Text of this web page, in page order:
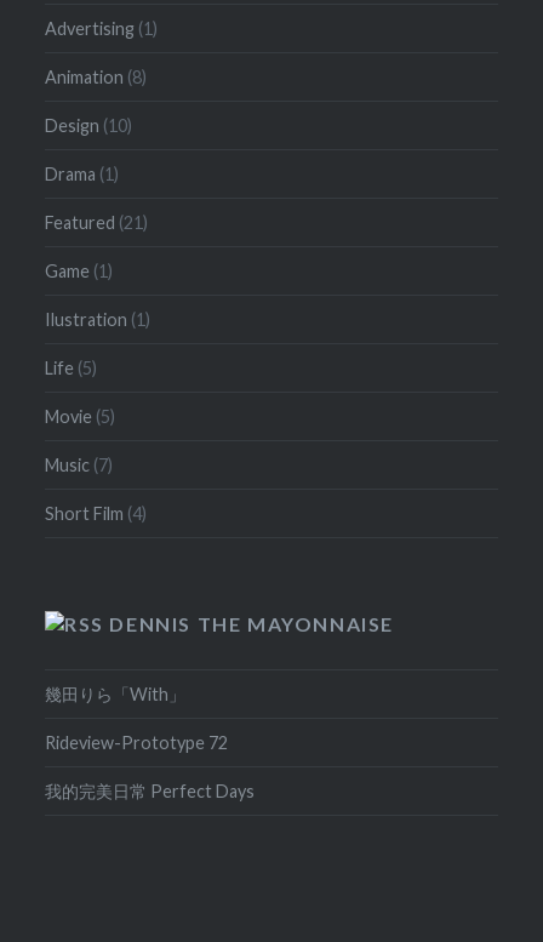
Advertising (1)
Animation (8)
Design (10)
Drama (1)
Featured (21)
Game (1)
Ilustration (1)
Life (5)
Movie (5)
Music (7)
Short Film (4)
DENNIS THE MAYONNAISE
幾田りら「With」
Rideview-Prototype 72
我的完美日常 Perfect Days